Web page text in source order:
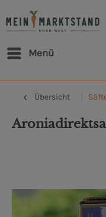
Menü
Übersicht